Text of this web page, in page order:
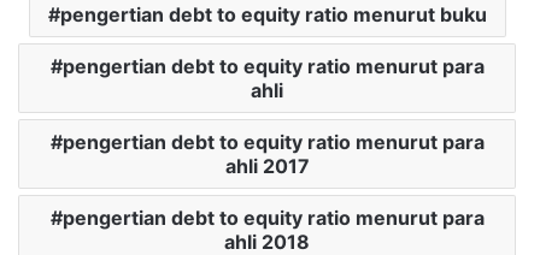
pengertian debt to equity ratio menurut buku
pengertian debt to equity ratio menurut para
ahli
pengertian debt to equity ratio menurut para
ahli 2017
pengertian debt to equity ratio menurut para
ahli 2018